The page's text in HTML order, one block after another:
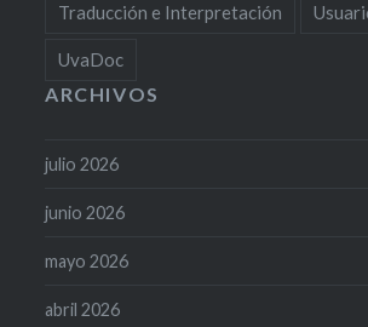
Traducción e Interpretación
UvaDoc
ARCHIVOS
julio 2026
junio 2026
mayo 2026
abril 2026